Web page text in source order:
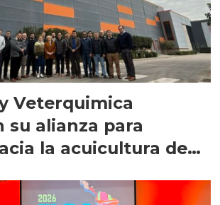
Veterquimica
su alianza para
la acuicultura de